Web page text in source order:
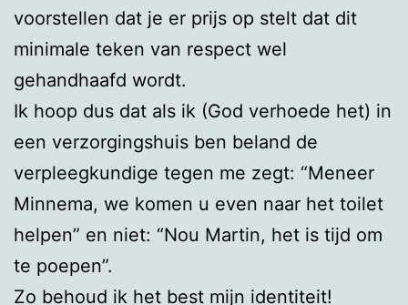
voorstellen dat je er prijs op stelt dat dit
minimale teken van respect wel
gehandhaafd wordt.
Ik hoop dus dat als ik (God verhoede het) in
een verzorgingshuis ben beland de
verpleegkundige tegen me zegt: “Meneer
Minnema, we komen u even naar het toilet
helpen” en niet: “Nou Martin, het is tijd om
te poepen”.
Zo behoud ik het best mijn identiteit!